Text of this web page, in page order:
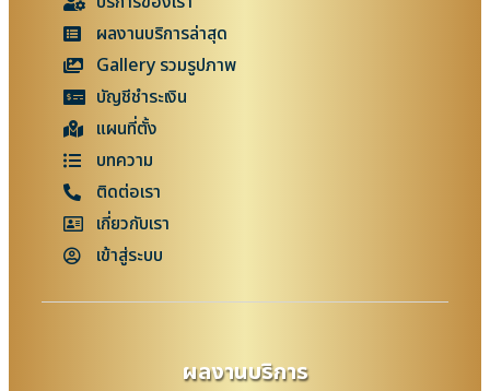
ผลงานบริการล่าสุด
Gallery รวมรูปภาพ
บัญชีชำระเงิน
แผนที่ตั้ง
บทความ
ติดต่อเรา
เกี่ยวกับเรา
เข้าสู่ระบบ
ผลงานบริการ